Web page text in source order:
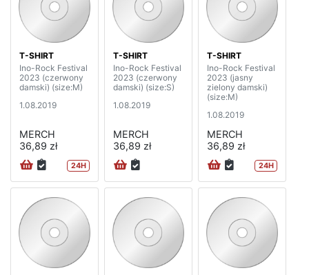
T-SHIRT
Ino-Rock Festival
2023 (czerwony
damski) (size:M)
1.08.2019
MERCH
36,89 zł
24H
T-SHIRT
Ino-Rock Festival
2023 (czerwony
damski) (size:S)
1.08.2019
MERCH
36,89 zł
T-SHIRT
Ino-Rock Festival
2023 (jasny
zielony damski)
(size:M)
1.08.2019
MERCH
36,89 zł
24H